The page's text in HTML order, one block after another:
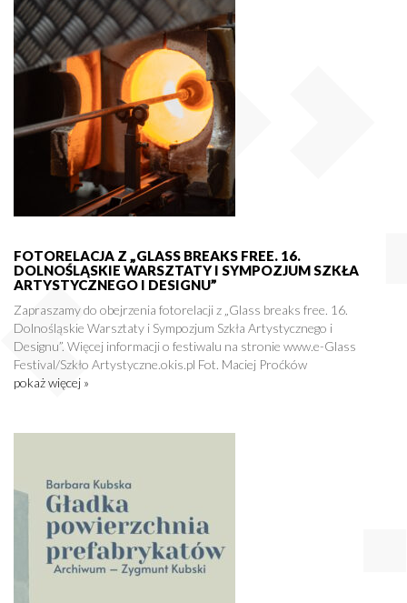
FOTORELACJA Z „GLASS BREAKS FREE. 16.
DOLNOŚLĄSKIE WARSZTATY I SYMPOZJUM SZKŁA
ARTYSTYCZNEGO I DESIGNU”
Zapraszamy do obejrzenia fotorelacji z „Glass breaks free. 16.
Dolnośląskie Warsztaty i Sympozjum Szkła Artystycznego i
Designu”. Więcej informacji o festiwalu na stronie www.e-Glass
Festival/Szkło Artystyczne.okis.pl Fot. Maciej Proćków
pokaż więcej »